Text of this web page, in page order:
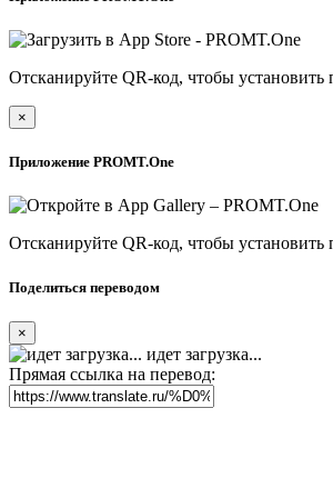
Отсканируйте QR-код, чтобы
×
Приложение PROMT.One
Отсканируйте QR-код, чтобы
Поделиться переводом
×
идет загрузка...
Прямая ссылка на перевод: